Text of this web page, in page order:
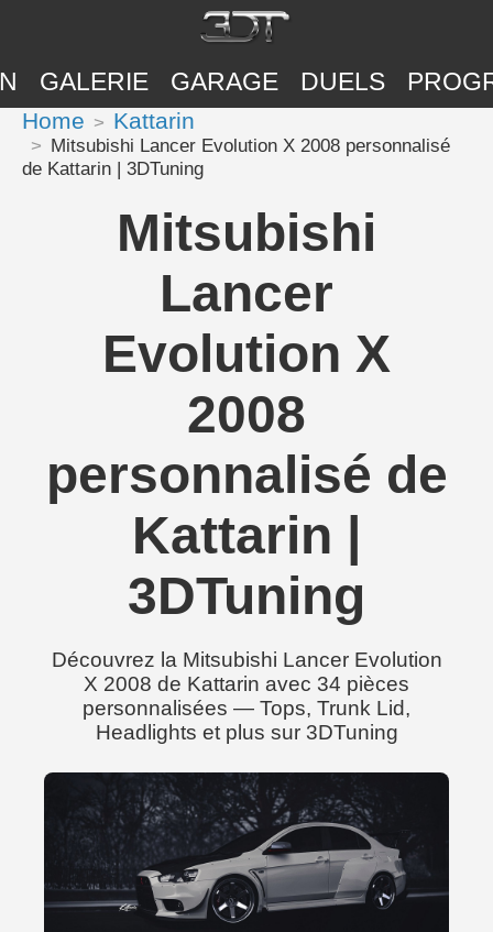
GALERIE GARAGE DUELS
Home Kattarin
Mitsubishi Lancer Evolution X 2008 personnalisé
de Kattarin | 3DTuning
Mitsubishi
Lancer
Evolution X
2008
personnalisé de
Kattarin |
3DTuning
Découvrez la Mitsubishi Lancer Evolution
X 2008 de Kattarin avec 34 pièces
personnalisées — Tops, Trunk Lid,
Headlights et plus sur 3DTuning